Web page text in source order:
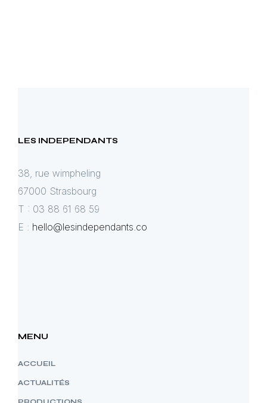
LES INDEPENDANTS
38, rue wimpheling
67000 Strasbourg
T : 03 88 61 68 59
E : hello@lesindependants.co
MENU
ACCUEIL
ACTUALITÉS